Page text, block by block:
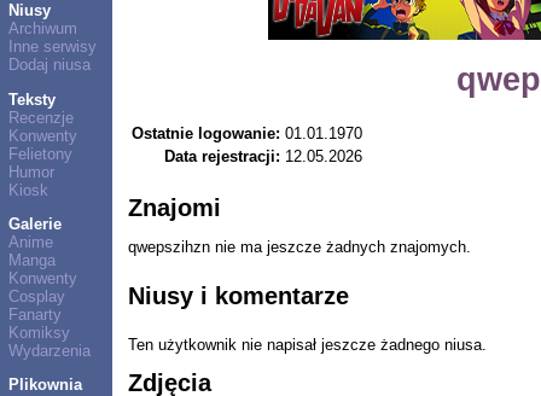
Niusy
Archiwum
Inne serwisy
Dodaj niusa
Teksty
Recenzje
Konwenty
Felietony
Humor
Kiosk
Galerie
Anime
Manga
Konwenty
Cosplay
Fanarty
Komiksy
Wydarzenia
Plikownia
Ostatnie logowanie: 01.01.1970
Data rejestracji: 12.05.2026
Znajomi
qwepszihzn nie ma jeszcze żadnych znajomych.
Niusy i komentarze
Ten użytkownik nie napisał jeszcze żadnego niusa.
Zdjęcia